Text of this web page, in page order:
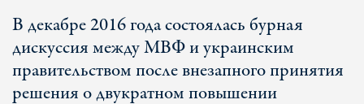
В декабре 2016 года состоялась бурная
дискуссия между МВФ и украинским
правительством после внезапного принятия
решения о двукратном повышении